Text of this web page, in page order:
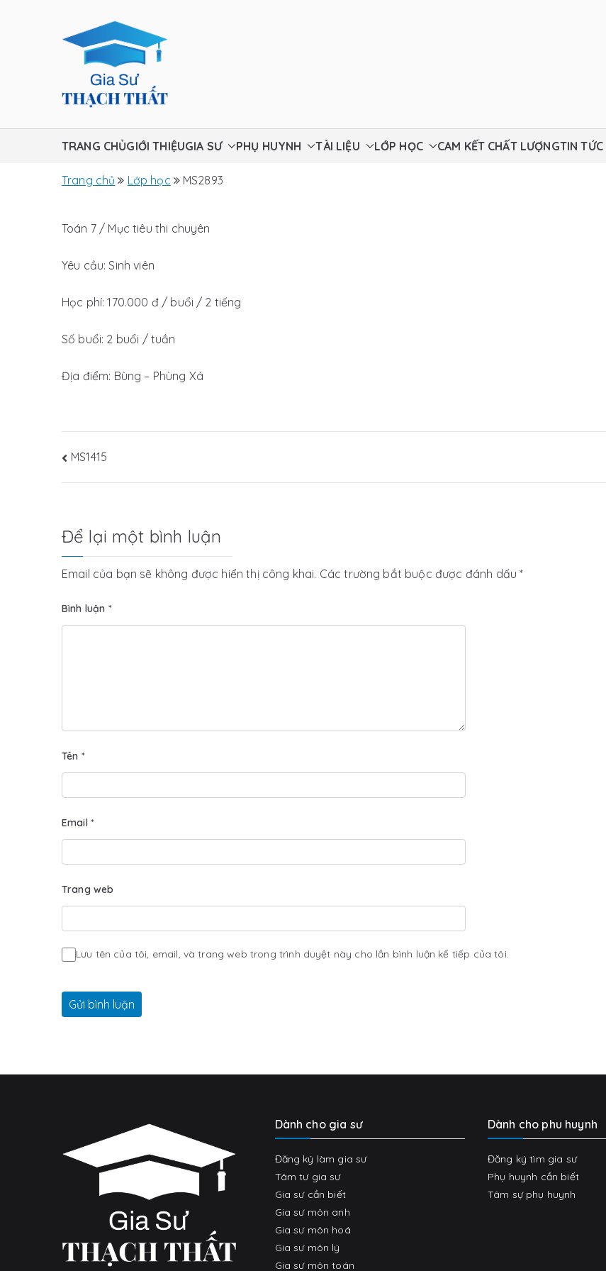
TRANG CHỦGIỚI THIỆUGIA SƯ PHỤ HUYNH TÀI LIỆU LỚP HỌC CAM KẾT CHẤT LƯỢNGTIN TỨC
Trang chủ Lớp học MS2893
Toán 7 / Mục tiêu thi chuyên
Yêu cầu: Sinh viên
Học phí: 170.000 đ / buổi / 2 tiếng
Số buổi: 2 buổi / tuần
Địa điểm: Bùng – Phùng Xá
Điều
hướng
viết
MS1415
Để lại một bình luận
Email của bạn sẽ không được hiển thị công khai. Các trường bắt buộc được đánh dấu*
Bình luận *
Tên *
Email *
Trang web
Lưu tên của tôi, email, và trang web trong trình duyệt này cho lần bình luận kế tiếp của tôi.
Dành cho gia sư
Đăng ký làm gia sư
Tâm tư gia sư
Gia sư cần biết
Gia sư môn anh
Gia sư môn hoá
Gia sư môn lý
Gia sư môn toán
Dành cho phu huynh
Đăng ký tìm gia sư
Phụ huynh cần biết
Tâm sự phụ huynh